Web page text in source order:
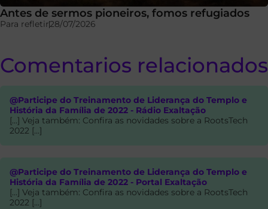
Antes de sermos pioneiros, fomos refugiados
Para refletir28/07/2026
Comentarios relacionados
@Participe do Treinamento de Liderança do Templo e
História da Família de 2022 - Rádio Exaltação
[…] Veja também: Confira as novidades sobre a RootsTech
2022 […]
@Participe do Treinamento de Liderança do Templo e
História da Família de 2022 - Portal Exaltação
[…] Veja também: Confira as novidades sobre a RootsTech
2022 […]